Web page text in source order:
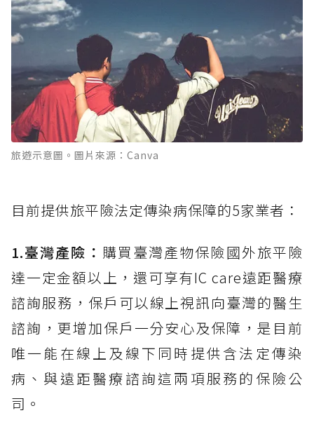
旅遊示意圖。圖片來源：Canva
目前提供旅平險法定傳染病保障的5家業者：
1.臺灣產險： 購買臺灣產物保險國外旅平險
達一定金額以上，還可享有IC care遠距醫療
諮詢服務，保戶可以線上視訊向臺灣的醫生
諮詢，更增加保戶一分安心及保障，是目前
唯一能在線上及線下同時提供含法定傳染
病、與遠距醫療諮詢這兩項服務的保險公
司。